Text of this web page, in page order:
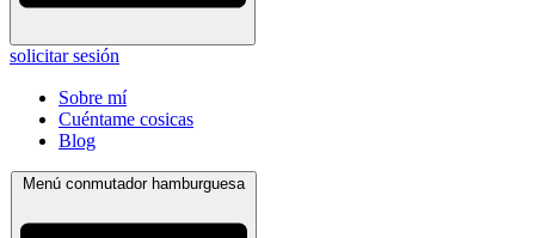
solicitar sesión
Sobre mí
Cuéntame cosicas
Blog
Menú conmutador hamburguesa